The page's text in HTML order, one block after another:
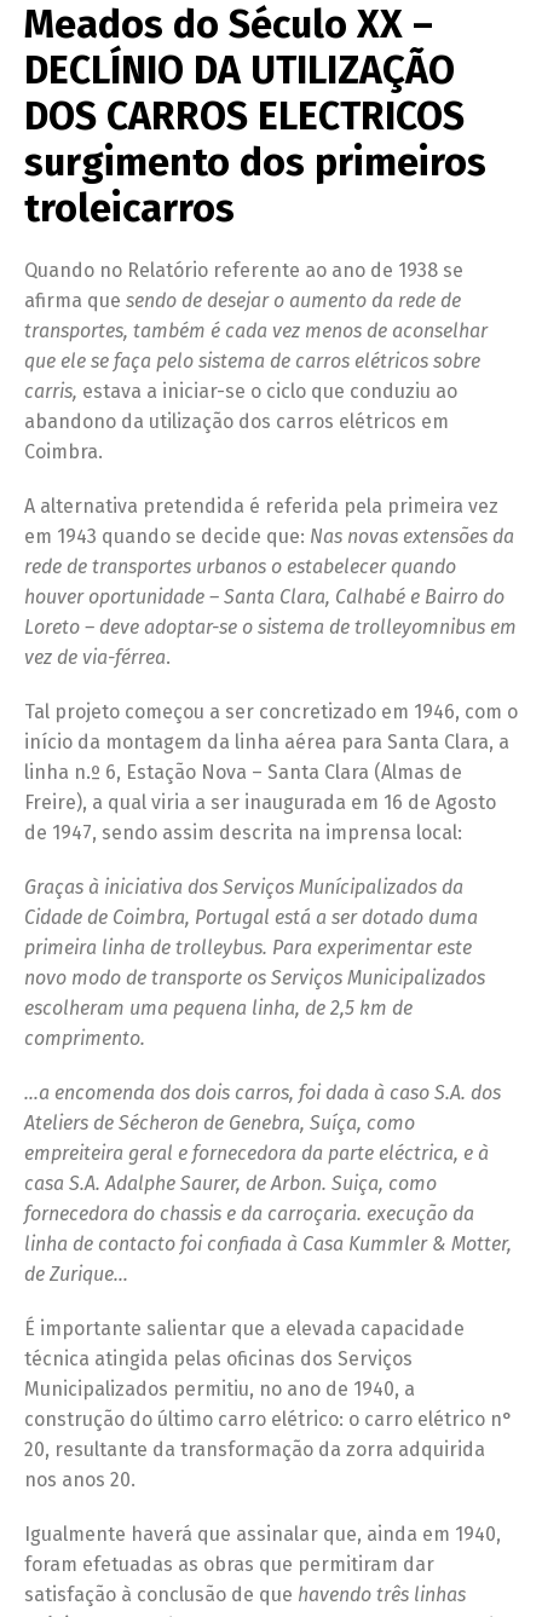
Meados do Século XX –
DECLÍNIO DA UTILIZAÇÃO
DOS CARROS ELECTRICOS
surgimento dos primeiros
troleicarros
Quando no Relatório referente ao ano de 1938 se
afirma que sendo de desejar o aumento da rede de
transportes, também é cada vez menos de aconselhar
que ele se faça pelo sistema de carros elétricos sobre
carris, estava a iniciar-se o ciclo que conduziu ao
abandono da utilização dos carros elétricos em
Coimbra.
A alternativa pretendida é referida pela primeira vez
em 1943 quando se decide que: Nas novas extensões da
rede de transportes urbanos o estabelecer quando
houver oportunidade – Santa Clara, Calhabé e Bairro do
Loreto – deve adoptar-se o sistema de trolleyomnibus em
vez de via-férrea.
Tal projeto começou a ser concretizado em 1946, com o
início da montagem da linha aérea para Santa Clara, a
linha n.º 6, Estação Nova – Santa Clara (Almas de
Freire), a qual viria a ser inaugurada em 16 de Agosto
de 1947, sendo assim descrita na imprensa local:
Graças à iniciativa dos Serviços Munícipalizados da
Cidade de Coimbra, Portugal está a ser dotado duma
primeira linha de trolleybus. Para experimentar este
novo modo de transporte os Serviços Municipalizados
escolheram uma pequena linha, de 2,5 km de
comprimento.
…a encomenda dos dois carros, foi dada à caso S.A. dos
Ateliers de Sécheron de Genebra, Suíça, como
empreiteira geral e fornecedora da parte eléctrica, e à
casa S.A. Adalphe Saurer, de Arbon. Suiça, como
fornecedora do chassis e da carroçaria. execução da
linha de contacto foi confiada à Casa Kummler & Motter,
de Zurique…
É importante salientar que a elevada capacidade
técnica atingida pelas oficinas dos Serviços
Municipalizados permitiu, no ano de 1940, a
construção do último carro elétrico: o carro elétrico n°
20, resultante da transformação da zorra adquirida
nos anos 20.
Igualmente haverá que assinalar que, ainda em 1940,
foram efetuadas as obras que permitiram dar
satisfação à conclusão de que havendo três linhas